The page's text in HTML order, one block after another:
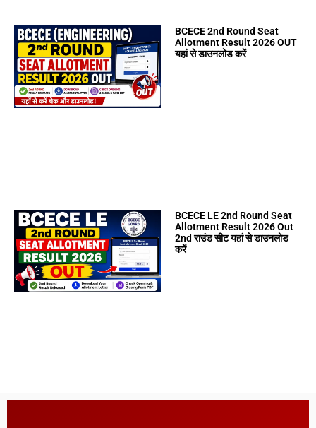
BCECE 2nd Round Seat
Allotment Result 2026 OUT
यहां से डाउनलोड करें
BCECE LE 2nd Round Seat
Allotment Result 2026 Out
2nd राउंड सीट यहां से डाउनलोड
करें